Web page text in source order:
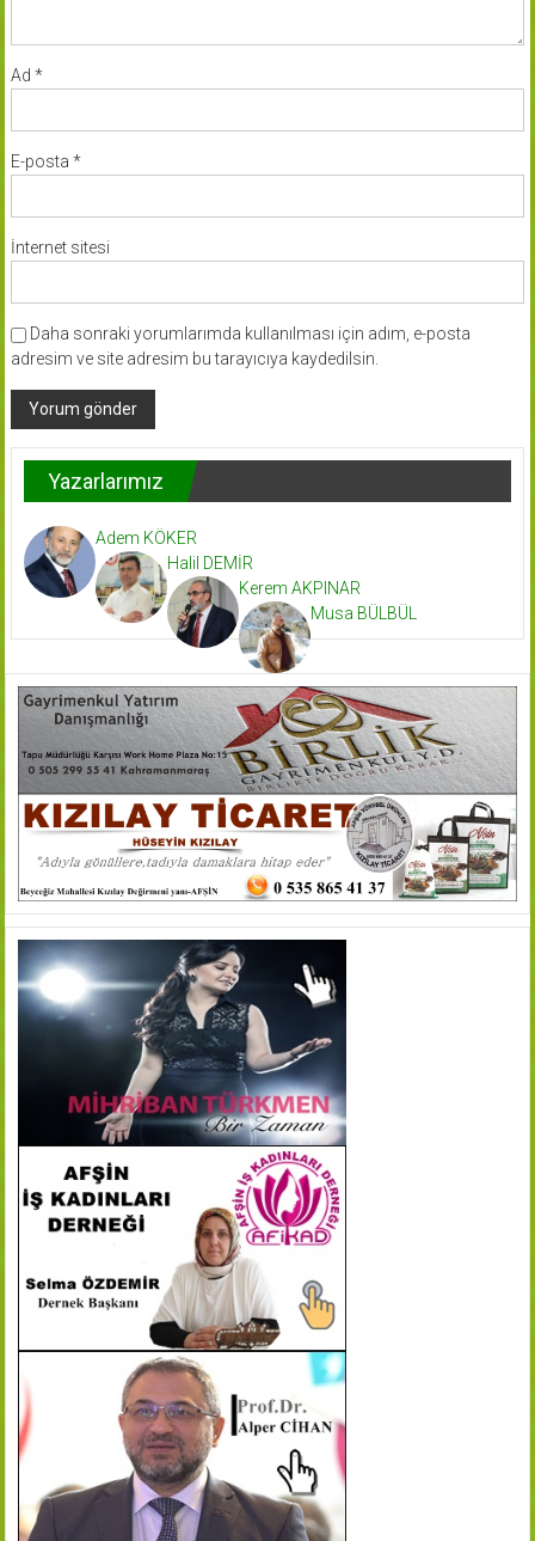
Ad *
E-posta *
İnternet sitesi
Daha sonraki yorumlarımda kullanılması için adım, e-posta
adresim ve site adresim bu tarayıcıya kaydedilsin.
Yazarlarımız
Adem KÖKER
Halil DEMİR
Kerem AKPINAR
Musa BÜLBÜL